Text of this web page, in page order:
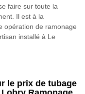
faire sur toute la
Il est à la
opération de ramonage
installé à Le
le prix de tubage